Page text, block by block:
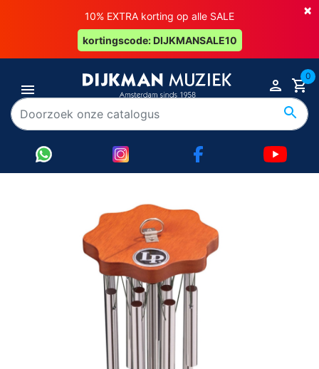
×
10% EXTRA korting op alle SALE
kortingscode: DIJKMANSALE10
0